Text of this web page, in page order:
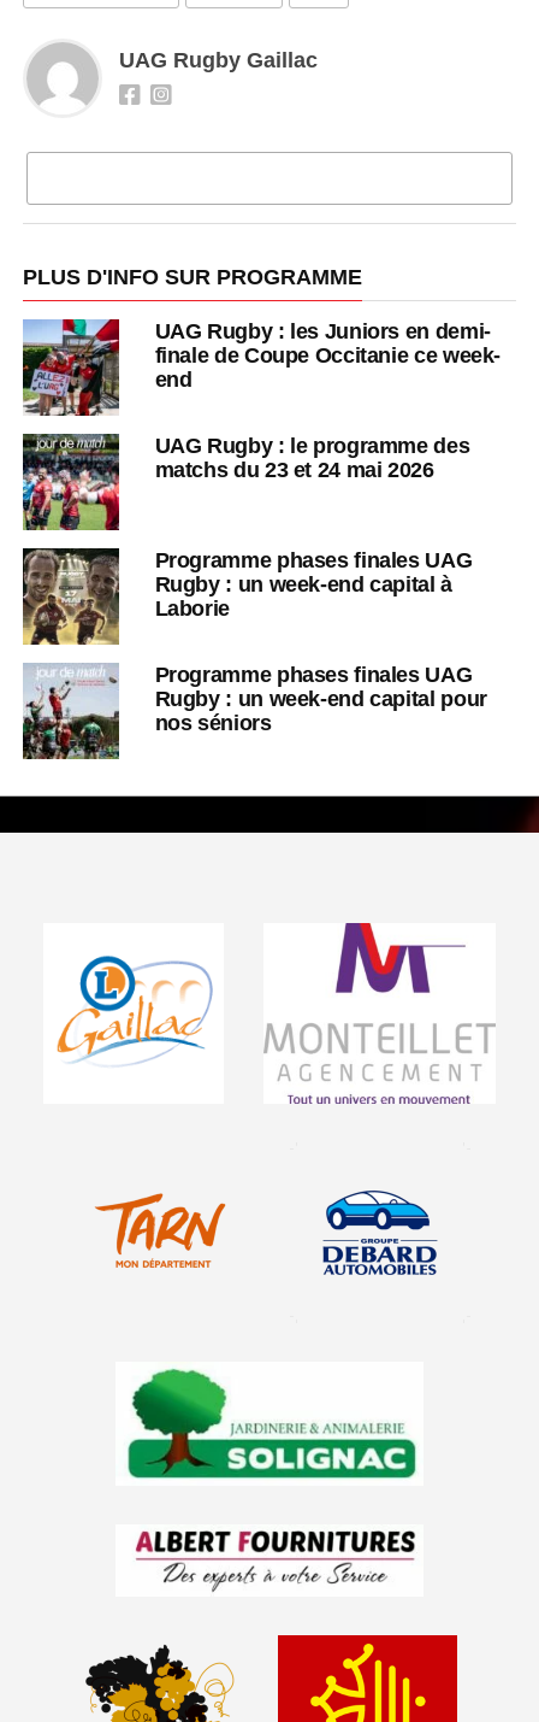
UAG Rugby Gaillac
PLUS D'INFO SUR PROGRAMME
UAG Rugby : les Juniors en demi-
finale de Coupe Occitanie ce week-
end
UAG Rugby : le programme des
matchs du 23 et 24 mai 2026
Programme phases finales UAG
Rugby : un week-end capital à
Laborie
Programme phases finales UAG
Rugby : un week-end capital pour
nos séniors